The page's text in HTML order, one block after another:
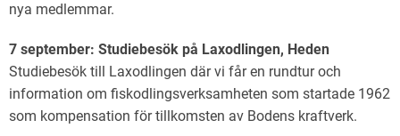
nya medlemmar.
7 september: Studiebesök på Laxodlingen, Heden
Studiebesök till Laxodlingen där vi får en rundtur och
information om fiskodlingsverksamheten som startade 1962
som kompensation för tillkomsten av Bodens kraftverk.